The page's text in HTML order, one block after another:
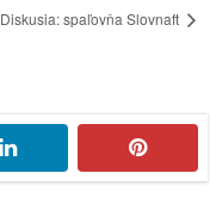
Diskusia: spaľovňa Slovnaft
linkedin